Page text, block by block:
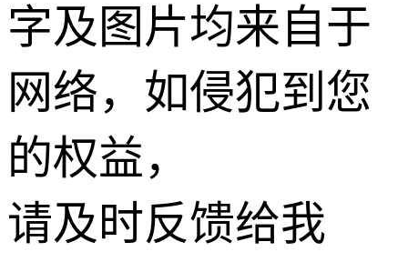
字及图片均来自于
网络，如侵犯到您
的权益，
请及时反馈给我